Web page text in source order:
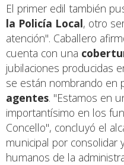
El primer edil también
la Policía Local, otro
atención". Caballero
cuenta con una
jubilaciones producidas
se están nombrando en
agentes. "Estamos en
importantísimo en los
Concello", concluyó el
municipal por consolidar
humanos de la